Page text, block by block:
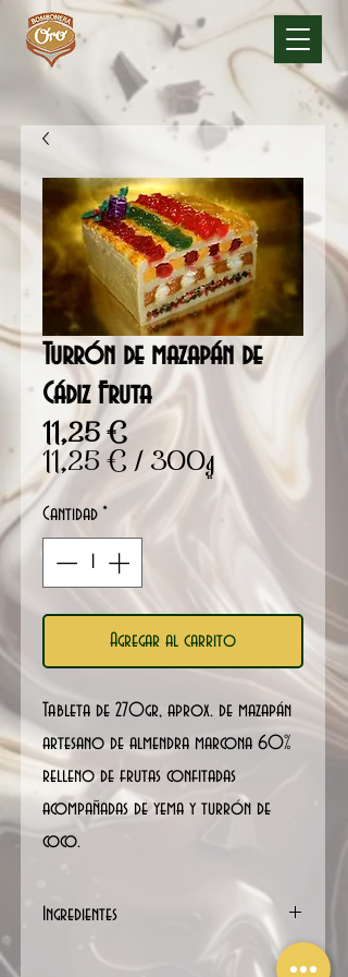
Turrón de mazapán de
Cádiz Fruta
11,25 €Precio
11,25 € / 300g
11,25 €
por
300
Gramos
Cantidad *
Agregar al carrito
Tableta de 270gr, aprox. de mazapán
artesano de almendra marcona 60%
relleno de frutas confitadas
acompañadas de yema y turrón de
coco.
Ingredientes